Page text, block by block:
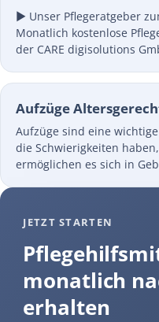
► Unser Pflegeratgeber
Monatlich kostenlose
der CARE digisolutions
Aufzüge
Aufzüge sind eine
die Schwierigkeiten
ermöglichen es sich in
JETZT STARTEN
monatlich
erhalten